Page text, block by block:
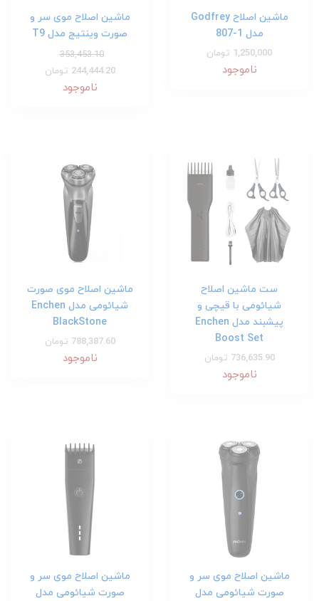
ماشین اصلاح Godfrey
مدل 1-807
1,250,000 تومان
ناموجود
ماشین اصلاح موی سر و
صورت وینتیج مدل T9
353,453.10
244,444.20 تومان
ناموجود
ست ماشین اصلاح
شیائومی با قیچی و
پیشبند مدل Enchen
Boost Set
736,635.90 تومان
ناموجود
ماشین اصلاح موی صورت
شیائومی مدل Enchen
BlackStone
788,387.60 تومان
ناموجود
ماشین اصلاح موی سر و
صورت شیائومی مدل
ماشین اصلاح موی سر و
صورت شیائومی مدل